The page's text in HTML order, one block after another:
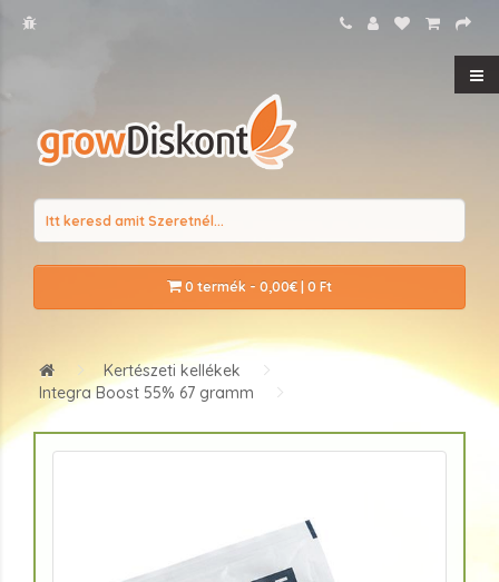
0 termék - 0,00€ | 0 Ft
Kertészeti kellékek
Integra Boost 55% 67 gramm